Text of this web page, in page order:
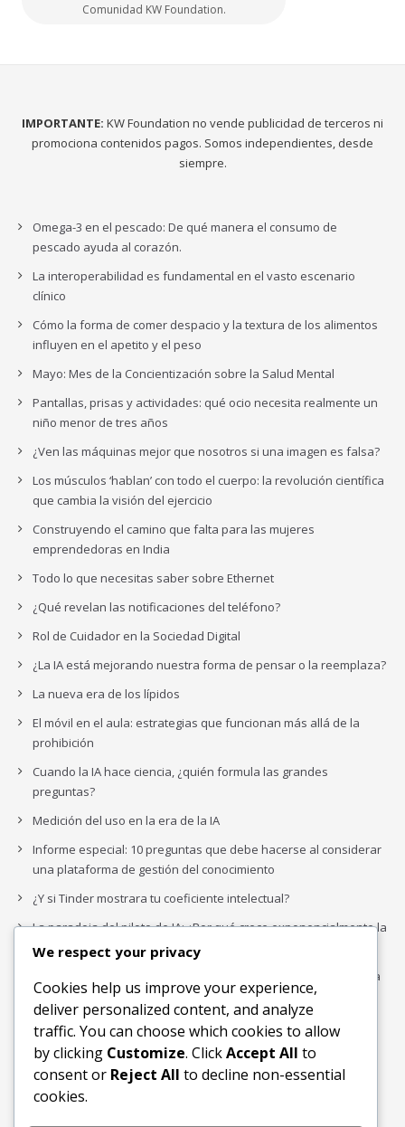
Comunidad KW Foundation.
IMPORTANTE: KW Foundation no vende publicidad de terceros ni
promociona contenidos pagos. Somos independientes, desde
siempre.
Omega-3 en el pescado: De qué manera el consumo de
pescado ayuda al corazón.
La interoperabilidad es fundamental en el vasto escenario
clínico
Cómo la forma de comer despacio y la textura de los alimentos
influyen en el apetito y el peso
Mayo: Mes de la Concientización sobre la Salud Mental
Pantallas, prisas y actividades: qué ocio necesita realmente un
niño menor de tres años
¿Ven las máquinas mejor que nosotros si una imagen es falsa?
Los músculos ‘hablan’ con todo el cuerpo: la revolución científica
que cambia la visión del ejercicio
Construyendo el camino que falta para las mujeres
emprendedoras en India
Todo lo que necesitas saber sobre Ethernet
¿Qué revelan las notificaciones del teléfono?
Rol de Cuidador en la Sociedad Digital
¿La IA está mejorando nuestra forma de pensar o la reemplaza?
La nueva era de los lípidos
El móvil en el aula: estrategias que funcionan más allá de la
prohibición
Cuando la IA hace ciencia, ¿quién formula las grandes
preguntas?
Medición del uso en la era de la IA
Informe especial: 10 preguntas que debe hacerse al considerar
una plataforma de gestión del conocimiento
¿Y si Tinder mostrara tu coeficiente intelectual?
La paradoja del piloto de IA: ¿Por qué crece exponencialmente la
complejidad de la IA empresarial?
Los organigramas de marketing se crearon para los canales. La
IA acaba de dejarlos obsoletos.
Buscar
Buscar
We respect your privacy
Cookies help us improve your experience,
deliver personalized content, and analyze
traffic. You can choose which cookies to allow
by clicking Customize. ClickAccept All to
consent or Reject All to decline non-essential
cookies.